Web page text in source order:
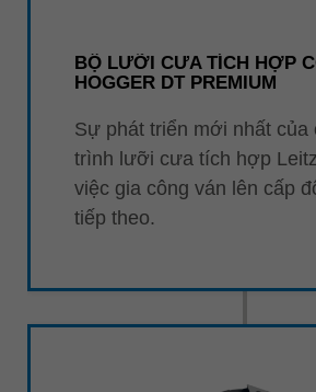
BỘ LƯỠI CƯA TÍCH HỢP
HOGGER DT PREMIUM
Sự phát triển mới nhất của
trình lưỡi cưa tích hợp
việc gia công ván lên cấp
tiếp theo.